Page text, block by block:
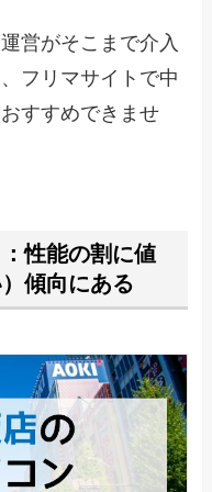
営がそこまで介入
フリマサイトで中
すすめできませ
性能の割に値
傾向にある